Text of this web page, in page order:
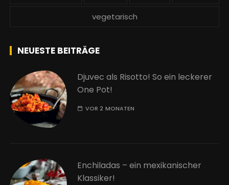
vegetarisch
NEUESTE BEITRÄGE
Djuvec als Risotto! So ein leckerer
One Pot!
VOR 2 MONATEN
Enchiladas – ein mexikanischer
Klassiker!